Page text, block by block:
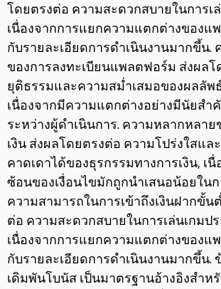
โดยตรงต่อ ความสะดวกสบายในการเ
เนื่องจากการแยกความแตกต่างของ
กับรายละเอียดการดำเนินงานมากขึ้น.
ของการลงทะเบียนแพลตฟอร์ม ส่งผล
ยุติธรรมและความสม่ำเสมอของผลลัพ
เนื่องจากมีความแตกต่างอย่างมีนัยส
ระหว่างผู้ดำเนินการ. ความหลากหลาย
เงิน ส่งผลโดยตรงต่อ ความโปร่งใสแล
คาดเดาได้ของธุรกรรมทางการเงิน, เ
ซ้อนของเงื่อนไขมักถูกนำเสนอน้อยใน
ความสามารถในการเข้าถึงเงินฝากขั้
ต่อ ความสะดวกสบายในการเล่นเกมป
เนื่องจากการแยกความแตกต่างของ
กับรายละเอียดการดำเนินงานมากขึ้น.
เดิมพันโบนัส เป็นมาตรฐานอ้างอิงสำห